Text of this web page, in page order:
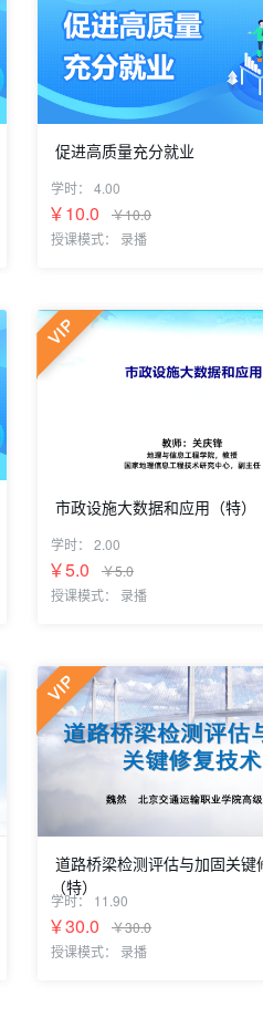
促进高质量充分就业
专题四：促进高质量充分就业
学时： 4.00
￥10.0 ￥10.0
授课模式： 录播
市政设施大数据和应用（特）
关庆锋 国家地理信息系统工程技术
任
学时： 2.00
￥5.0 ￥5.0
授课模式： 录播
道路桥梁检测评估与加固关键
（特）
魏然 北京交通运输职业学院高级工程
学时： 11.90
￥30.0 ￥30.0
授课模式： 录播